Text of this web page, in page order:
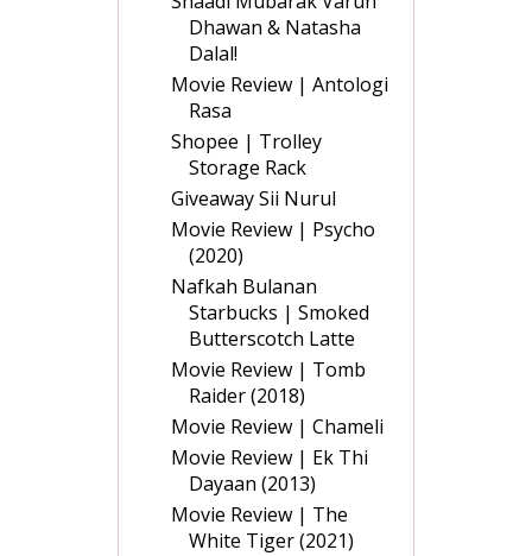
Dhawan & Natasha
Dalal!
Movie Review | Antologi
Rasa
Shopee | Trolley
Storage Rack
Giveaway Sii Nurul
Movie Review | Psycho
(2020)
Nafkah Bulanan
Starbucks | Smoked
Butterscotch Latte
Movie Review | Tomb
Raider (2018)
Movie Review | Chameli
Movie Review | Ek Thi
Dayaan (2013)
Movie Review | The
White Tiger (2021)